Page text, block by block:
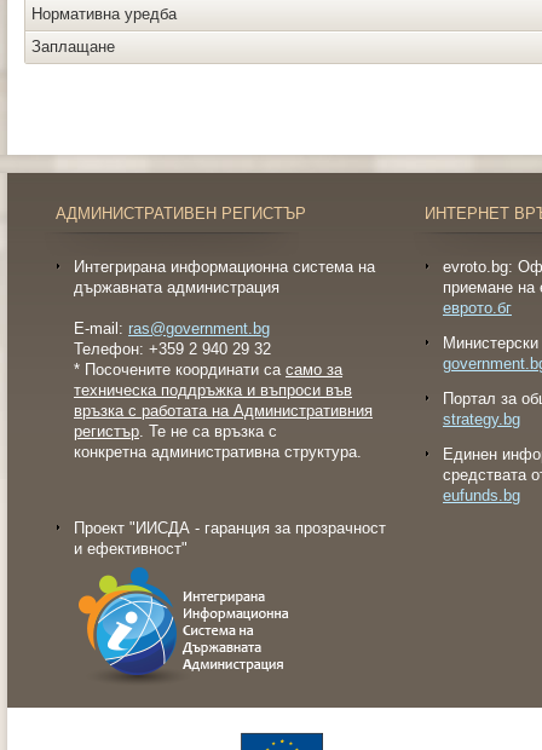
Нормативна уредба
Заплащане
АДМИНИСТРАТИВЕН РЕГИСТЪР
Интегрирана информационна система на
държавната администрация
E-mail: ras@government.bg
Телефон: +359 2 940 29 32
* Посочените координати са само за
техническа поддръжка и въпроси във
връзка с работата на Административния
регистър. Те не са връзка с
конкретна административна структура.
Проект "ИИСДА - гаранция за прозрачност
и ефективност"
ИНТЕРНЕТ
evroto.bg:
приемане на
еврото.бг
Портал за
strategy.bg
Eдинен
средствата
eufunds.bg